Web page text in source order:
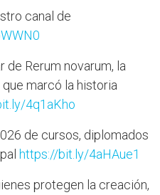
canal de
de Rerum novarum, la
marcó la historia
4q1aKho
de cursos, diplomados
https://bit.ly/4aHAue1
protegen la creación,